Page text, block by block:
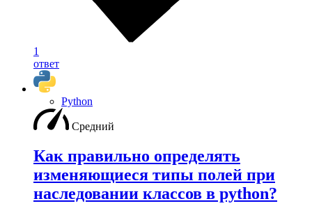
1
ответ
Python
Средний
Как правильно определять
изменяющиеся типы полей при
наследовании классов в python?